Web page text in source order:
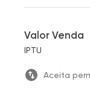
Valor Venda
IPTU
Aceita